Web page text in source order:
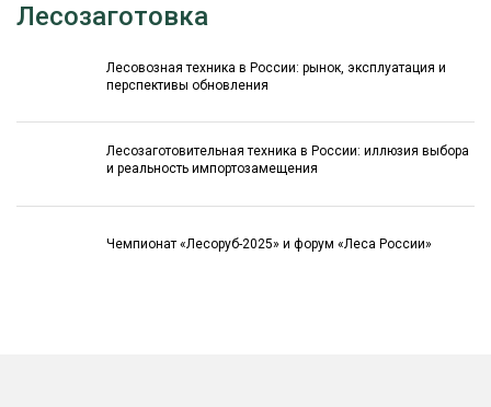
Лесозаготовка
Лесовозная техника в России: рынок, эксплуатация и
перспективы обновления
Лесозаготовительная техника в России: иллюзия выбора
и реальность импортозамещения
Чемпионат «Лесоруб-2025» и форум «Леса России»